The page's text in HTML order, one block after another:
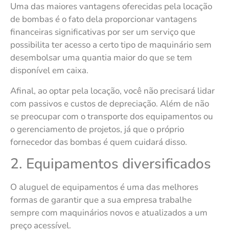
Uma das maiores vantagens oferecidas pela locação
de bombas é o fato dela proporcionar vantagens
financeiras significativas por ser um serviço que
possibilita ter acesso a certo tipo de maquinário sem
desembolsar uma quantia maior do que se tem
disponível em caixa.
Afinal, ao optar pela locação, você não precisará lidar
com passivos e custos de depreciação. Além de não
se preocupar com o transporte dos equipamentos ou
o gerenciamento de projetos, já que o próprio
fornecedor das bombas é quem cuidará disso.
2. Equipamentos diversificados
O aluguel de equipamentos é uma das melhores
formas de garantir que a sua empresa trabalhe
sempre com maquinários novos e atualizados a um
preço acessível.